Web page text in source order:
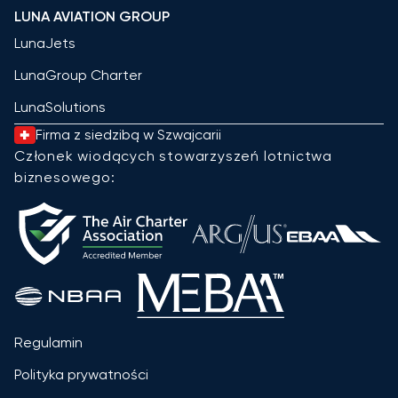
LUNA AVIATION GROUP
LunaJets
LunaGroup Charter
LunaSolutions
Firma z siedzibą w Szwajcarii
Członek wiodących stowarzyszeń lotnictwa
biznesowego:
Regulamin
Polityka prywatności